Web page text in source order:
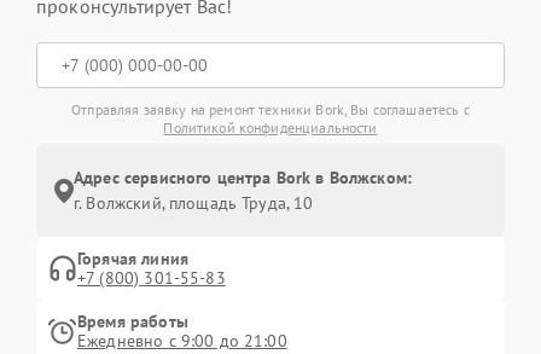
проконсультирует Вас!
Отправляя заявку на ремонт техники Bork, Вы соглашаетесь с
Политикой конфиденциальности
Адрес сервисного центра Bork в Волжском:
г. Волжский, площадь Труда, 10
Горячая линия
+7 (800) 301-55-83
Время работы
Ежедневно с 9:00 до 21:00